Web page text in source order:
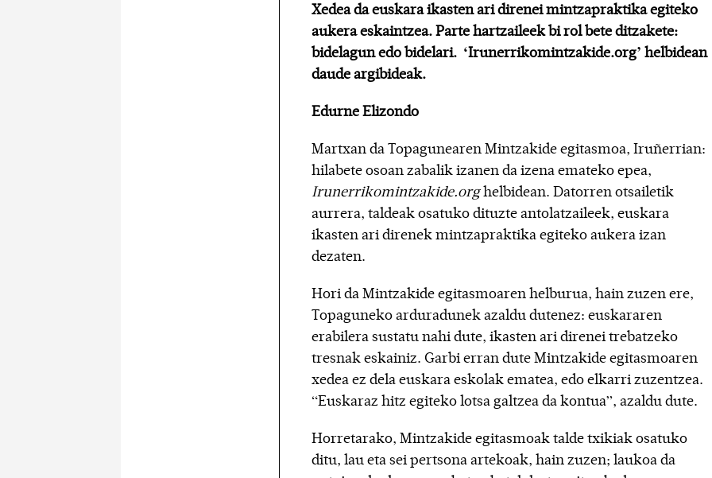
Xedea da euskara ikasten ari direnei mintzapraktika egiteko
aukera eskaintzea. Parte hartzaileek bi rol bete ditzakete:
bidelagun edo bidelari. ‘Irunerrikomintzakide.org’ helbidean
daude argibideak.
Edurne Elizondo
Martxan da Topagunearen Mintzakide egitasmoa, Iruñerrian:
hilabete osoan zabalik izanen da izena emateko epea,
Irunerrikomintzakide.orghelbidean. Datorren otsailetik
aurrera, taldeak osatuko dituzte antolatzaileek, euskara
ikasten ari direnek mintzapraktika egiteko aukera izan
dezaten.
Hori da Mintzakide egitasmoaren helburua, hain zuzen ere,
Topaguneko arduradunek azaldu dutenez: euskararen
erabilera sustatu nahi dute, ikasten ari direnei trebatzeko
tresnak eskainiz. Garbi erran dute Mintzakide egitasmoaren
xedea ez dela euskara eskolak ematea, edo elkarri zuzentzea.
“Euskaraz hitz egiteko lotsa galtzea da kontua”, azaldu dute.
Horretarako, Mintzakide egitasmoak talde txikiak osatuko
ditu, lau eta sei pertsona artekoak, hain zuzen; laukoa da